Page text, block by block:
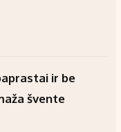
ir be
švente